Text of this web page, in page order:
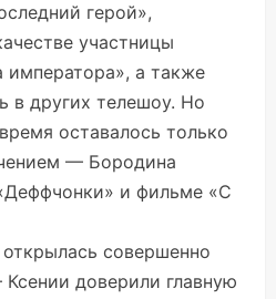
герой»,
участницы
а также
в других телешоу. Но
оставалось только
— Бородина
и фильме «С
совершенно
доверили главную